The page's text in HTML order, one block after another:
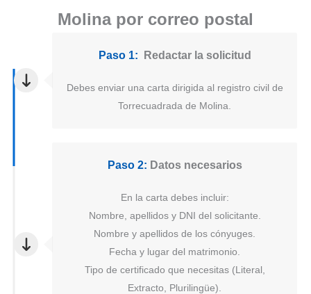
Molina por correo postal
Paso 1: Redactar la solicitud
Debes enviar una carta dirigida al registro civil de
Torrecuadrada de Molina.
Paso 2: Datos necesarios
En la carta debes incluir:
Nombre, apellidos y DNI del solicitante.
Nombre y apellidos de los cónyuges.
Fecha y lugar del matrimonio.
Tipo de certificado que necesitas (Literal,
Extracto, Plurilingüe).